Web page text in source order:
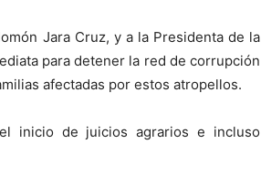
Jara Cruz, y a la Presidenta de la
para detener la red de corrupción
afectadas por estos atropellos.
inicio de juicios agrarios e incluso